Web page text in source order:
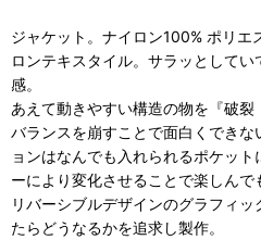
ジャケット。ナイロン100% ポリエ
ロンテキスタイル。サラッとして
感。
あえて動きやすい構造の物を『破
バランスを崩すことで面白くでき
ョンはなんでも入れられるポケッ
ーにより変化させることで楽しん
リバーシブルデザインのグラフィ
たらどうなるかを追求し製作。